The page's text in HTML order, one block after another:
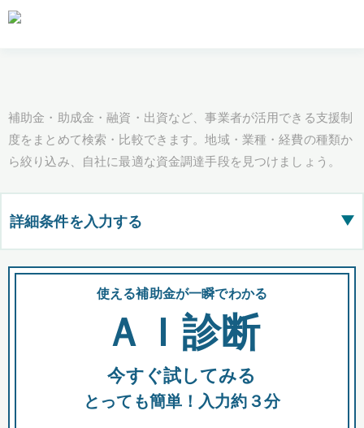
補助金・助成金・融資・出資など、事業者が活用できる支援制
度をまとめて検索・比較できます。地域・業種・経費の種類か
ら絞り込み、自社に最適な資金調達手段を見つけましょう。
詳細条件を入力する ▶
都道府県
全国の検索結果を含めて表示
助成金 融資 出資
使える補助金が一瞬でわかる
ＡＩ診断
今すぐ試してみる
とっても簡単！入力約３分